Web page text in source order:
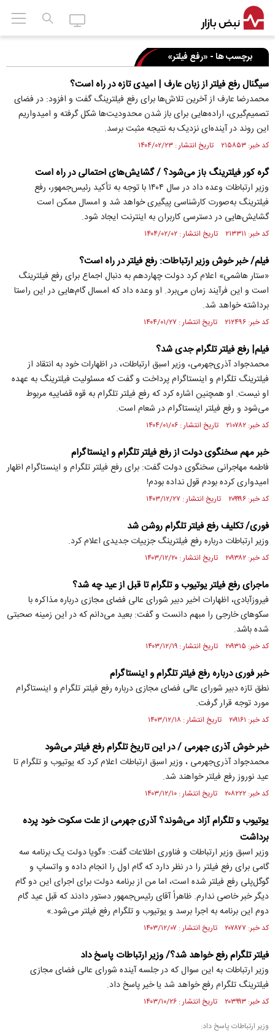
برچسب ها - «رفع فیلتر»
سیگنال رفع فیلتر از زبان عارف | امیدی تازه در راه است؟
محمدرضا عارف از آخرین تلاش‌ها برای رفع فیلترینگ گفت و افزود: در فضای
تصمیم‌گیری، اراده‌هایی برای باز شدن محدودیت‌ها شکل گرفته و امیدواریم
این روند در آینده‌ای نزدیک به نتیجه مثبت برسد.
کد خبر: ۲۱۵۸۵۳ تاریخ انتشار : ۱۴۰۴/۰۲/۲۳
گره کور فیلترینگ باز می‌شود؟ / گشایش‌های احتمالی در راه است
وزیر ارتباطات وعده داد در سال ۱۴۰۴ با توجه به تأکید رئیس‌جمهور، رفع
فیلترینگ به‌صورت کارشناسی پیگیری خواهد شد و امسال ممکن است
گشایش‌هایی در دسترسی کاربران به اینترنت ایجاد شود.
کد خبر: ۲۱۳۳۱۱ تاریخ انتشار : ۱۴۰۴/۰۲/۰۲
فیلم/ خبر خوش وزیر ارتباطات: رفع فیلتر در راه است؟
«ستار هاشمی» اعلام کرد دولت چهاردهم به دنبال اجماع برای رفع فیلترینگ
است و این فرآیند زمان می‌برد. او وعده داد که امسال گام‌هایی در این راستا
برداشته خواهد شد.
کد خبر: ۲۱۲۴۹۶ تاریخ انتشار : ۱۴۰۴/۰۱/۲۷
فیلم| رفع فیلتر تلگرام جدی شد؟
محمدجواد آذری‌جهرمی، وزیر اسبق ارتباطات، در اظهارات خود به انتقاد از
فیلترینگ تلگرام و اینستاگرام پرداخت و گفت که مسئولیت فیلترینگ به عهده
او نیست. او همچنین اشاره کرد که رفع فیلتر تلگرام به قوه قضاییه مربوط
می‌شود و رفع فیلتر اینستاگرام در شعام است.
کد خبر: ۲۱۰۷۸۲ تاریخ انتشار : ۱۴۰۴/۰۱/۰۶
خبر مهم سخنگوی دولت از رفع فیلتر تلگرام و اینستاگرام
فاطمه مهاجرانی سخنگوی دولت گفت: برای رفع فیلتر تلگرام و اینستاگرام اظهار
امیدواری کرده بودم قول نداده بودم!
کد خبر: ۲۰۹۹۹۶ تاریخ انتشار : ۱۴۰۳/۱۲/۲۷
فوری/ تکلیف رفع فیلتر تلگرام روشن شد
وزیر ارتباطات درباره رفع فیلترینگ جزییات جدیدی اعلام کرد.
کد خبر: ۲۰۹۳۸۲ تاریخ انتشار : ۱۴۰۳/۱۲/۲۰
ماجرای رفع فیلتر یوتیوب و تلگرام تا قبل از عید چه شد؟
فیروزآبادی، اظهارات اخیر دبیر شورای عالی فضای مجازی درباره مذاکره با
سکوهای خارجی را مبهم دانست و گفت: بعید می‌دانم که در این زمینه صحبتی
شده باشد.
کد خبر: ۲۰۹۳۱۵ تاریخ انتشار : ۱۴۰۳/۱۲/۱۹
خبر فوری درباره رفع فیلتر تلگرام و اینستاگرام
نطق تازه دبیر شورای عالی فضای مجازی درباره رفع فیلتر تلگرام و اینستاگرام
مورد توجه قرار گرفت.
کد خبر: ۲۰۹۱۶۱ تاریخ انتشار : ۱۴۰۳/۱۲/۱۸
خبر خوش آذری جهرمی / در این تاریخ تلگرام رفع فیلتر می‌شود
محمدجواد آذری‌جهرمی ، وزیر اسبق ارتباطات اعلام کرد که یوتیوب و تلگرام تا
عید نوروز رفع فیلتر خواهند شد.
کد خبر: ۲۰۸۲۲۲ تاریخ انتشار : ۱۴۰۳/۱۲/۱۰
یوتیوب و تلگرام آزاد می‌شوند؟ آذری جهرمی از علت سکوت خود پرده
برداشت
وزیر اسبق وزیر ارتباطات و فناوری اطلاعات گفت: «گویا دولت یک برنامه سه
گامی برای رفع فیلتر را در نظر دارد که گام اول را انجام داده و واتساپ و
گوگل‌پلی رفع فیلتر شده است، اما من از برنامه دولت برای اجرای این دو گام
دیگر خبر خاصی ندارم. ظاهراً آقای رئیس‌جمهور دستور دادند که قبل عید گام
دوم این برنامه به اجرا برسد و یوتیوب و تلگرام رفع فیلتر می‌شود.»
کد خبر: ۲۰۷۸۷۷ تاریخ انتشار : ۱۴۰۳/۱۲/۰۷
فیلتر تلگرام رفع خواهد شد؟/ وزیر ارتباطات پاسخ داد
وزیر ارتباطات به این سوال که در جلسه آینده شورای عالی فضای مجازی
فیلترینگ تلگرام رفع خواهد شد یا خیر پاسخ داد.
کد خبر: ۲۰۳۹۹۳ تاریخ انتشار : ۱۴۰۳/۱۰/۲۶
وزیر ارتباطات پاسخ داد: